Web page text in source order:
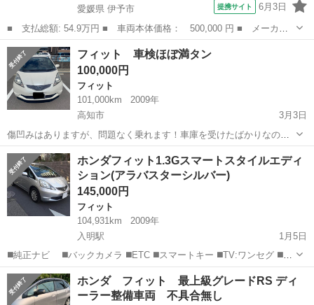
愛媛県 伊予市 提携サイト 6月3日
■ 支払総額: 54.9万円 ■ 車両本体価格： 500,000 円 ■ メーカー
名： ホンダ ■ 車種名： フィット ■ グレード名： １３Ｇ・Ｌ
パッケージ 純正ナビ／バックカメラ／ＥＴＣ／オートエアコン／Ｌ
ＥＤヘッドラ...
愛媛 伊予市 フィット
フィット 車検ほぼ満タン
100,000円
フィット
101,000km
2009年
高知市
3月3日
傷凹みはありますが、問題なく乗れます！車庫を受けたばかりなので
丸２年は乗れます。 10キロ〜30キロ走行の時にたまにノッキングがあ
ります。 警告ランプが付いているわけではなく、整備士いわくフィッ
トには多くでる正直らしく、普...
高知 高知市 フィット タダ
ホンダフィット1.3Gスマートスタイルエディ
ション(アラバスターシルバー)
145,000円
フィット
104,931km
2009年
入明駅
1月5日
◼️純正ナビ ◼️バックカメラ ◼️ETC ◼️スマートキー ◼️TV:ワンセグ ◼️社
外アルミホイール 他のスペックについてはカタログ等を参照してくだ
さい。 ディーラーの下取り車として4年半前に購入。当時25,000...
高知 高知市 入明駅 フィット シルバー
ホンダ フィット 最上級グレードRS ディ
ーラー整備車両 不具合無し